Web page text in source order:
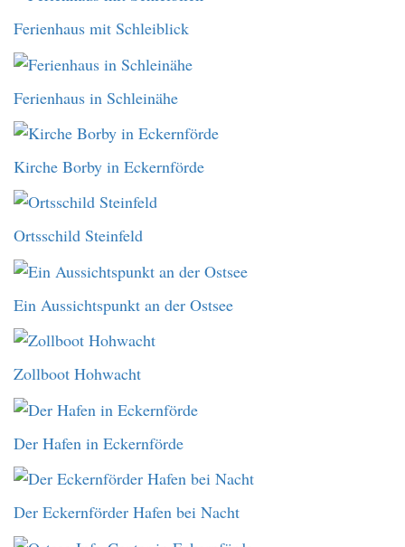
Ferienhaus mit Schleiblick
Ferienhaus in Schleinähe
Kirche Borby in Eckernförde
Ortsschild Steinfeld
Ein Aussichtspunkt an der Ostsee
Zollboot Hohwacht
Der Hafen in Eckernförde
Der Eckernförder Hafen bei Nacht